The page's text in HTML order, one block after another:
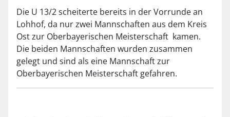
Die U 13/2 scheiterte bereits in der Vorrunde an
Lohhof, da nur zwei Mannschaften aus dem Kreis
Ost zur Oberbayerischen Meisterschaft kamen.
Die beiden Mannschaften wurden zusammen
gelegt und sind als eine Mannschaft zur
Oberbayerischen Meisterschaft gefahren.